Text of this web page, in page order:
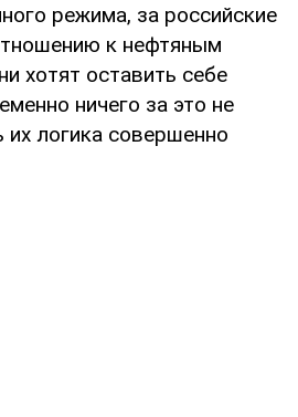
режима, за российские
к нефтяным
хотят оставить себе
ничего за это не
их логика совершенно